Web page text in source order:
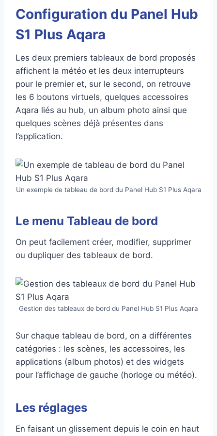
Configuration du Panel Hub
S1 Plus Aqara
Les deux premiers tableaux de bord proposés
affichent la météo et les deux interrupteurs
pour le premier et, sur le second, on retrouve
les 6 boutons virtuels, quelques accessoires
Aqara liés au hub, un album photo ainsi que
quelques scènes déjà présentes dans
l’application.
Un exemple de tableau de bord du Panel Hub S1 Plus Aqara
Le menu Tableau de bord
On peut facilement créer, modifier, supprimer
ou dupliquer des tableaux de bord.
Gestion des tableaux de bord du Panel Hub S1 Plus Aqara
Sur chaque tableau de bord, on a différentes
catégories : les scènes, les accessoires, les
applications (album photos) et des widgets
pour l’affichage de gauche (horloge ou météo).
Les réglages
En faisant un glissement depuis le coin en haut